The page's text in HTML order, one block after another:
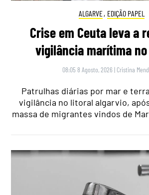
ALGARVE, EDIÇÃO PAPEL
Crise em Ceuta leva a
vigilância marítima
08:05 8 Agosto, 2026 | Cristina
Patrulhas diárias por mar e
vigilância no litoral algarvio,
massa de migrantes vindos de